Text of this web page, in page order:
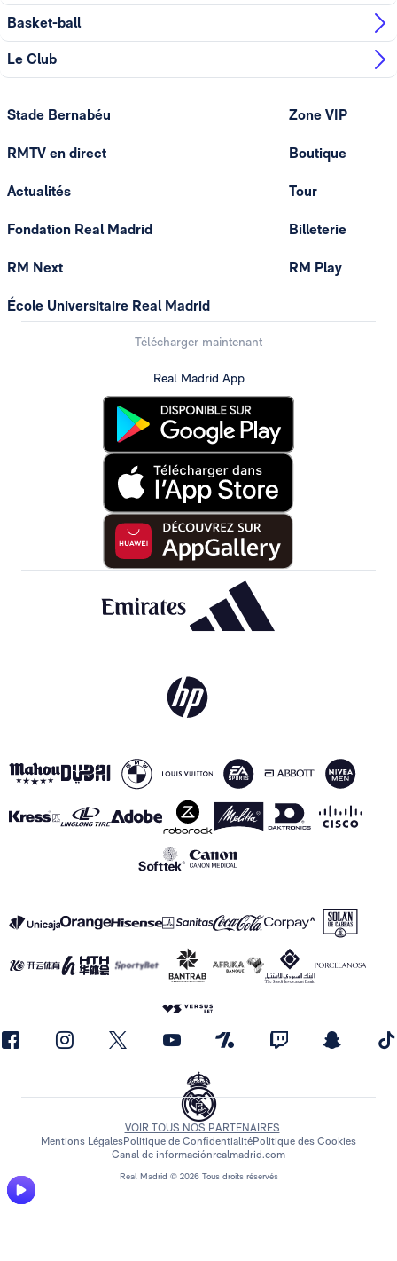
Basket-ball
Le Club
Stade Bernabéu
RMTV en direct
Actualités
Fondation Real Madrid
RM Next
École Universitaire Real Madrid
Zone VIP
Boutique
Tour
Billeterie
RM Play
Télécharger maintenant
Real Madrid App
Real Madrid © 2026 Tous droits réservés
VOIR TOUS NOS PARTENAIRES
Mentions LégalesPolitique de ConfidentialitéPolitique des Cookies
Canal de informaciónrealmadrid.com